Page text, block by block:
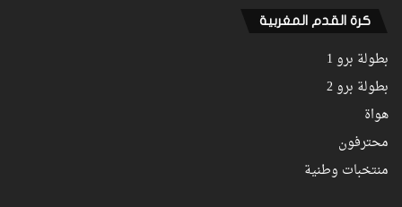
كرة القدم المغربية
بطولة برو 1
بطولة برو 2
هواة
محترفون
منتخبات وطنية